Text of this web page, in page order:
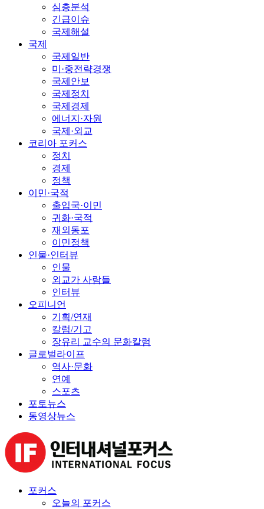
심층분석
긴급이슈
국제해설
국제
국제일반
미·중전략경쟁
국제안보
국제정치
국제경제
에너지·자원
국제·외교
코리아 포커스
정치
경제
정책
이민·국적
출입국·이민
귀화·국적
재외동포
이민정책
인물·인터뷰
인물
외교가 사람들
인터뷰
오피니언
기획/연재
칼럼/기고
장유리 교수의 문화칼럼
글로벌라이프
역사·문화
연예
스포츠
포토뉴스
동영상뉴스
포커스
오늘의 포커스